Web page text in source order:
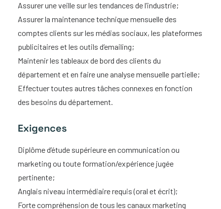
Assurer une veille sur les tendances de l’industrie;
Assurer la maintenance technique mensuelle des
comptes clients sur les médias sociaux, les plateformes
publicitaires et les outils d’emailing;
Maintenir les tableaux de bord des clients du
département et en faire une analyse mensuelle partielle;
Effectuer toutes autres tâches connexes en fonction
des besoins du département.
Exigences
Diplôme d’étude supérieure en communication ou
marketing ou toute formation/expérience jugée
pertinente;
Anglais niveau intermédiaire requis (oral et écrit);
Forte compréhension de tous les canaux marketing